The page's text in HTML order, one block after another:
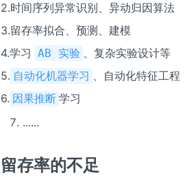
2.时间序列异常识别、异动归因算法
3.留存率拟合、预测、建模
4.学习
AB 实验 、复杂实验设计等
5. 自动化机器学习 、自动化特征工程
6. 因果推断 学习
......
留存率的不足